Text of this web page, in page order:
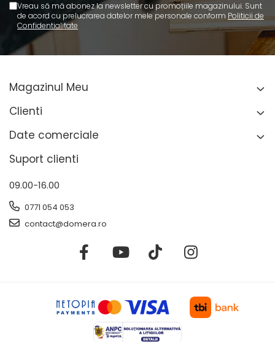
Vreau să mă abonez la newsletter cu promoțiile magazinului. Sunt
de acord cu prelucrarea datelor mele personale conform Politicii de
Confidentialitate
Magazinul Meu
Clienti
Date comerciale
Suport clienti
09.00-16.00
0771 054 053
contact@domera.ro